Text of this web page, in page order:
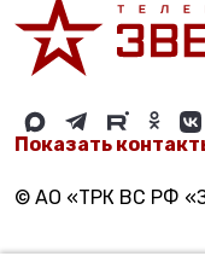
Показать
© АО «ТРК ВС РФ